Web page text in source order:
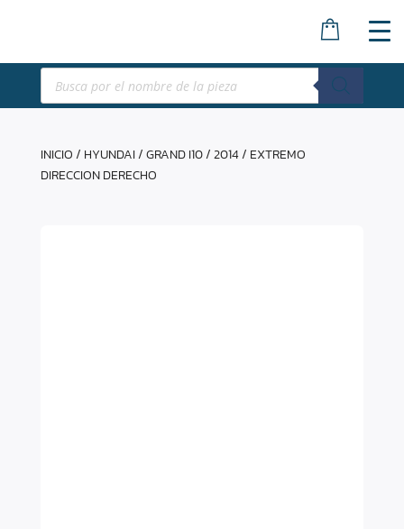
Búsqueda
productos
INICIO/ HYUNDAI/GRAND I10/2014/ EXTREMO
DIRECCION DERECHO